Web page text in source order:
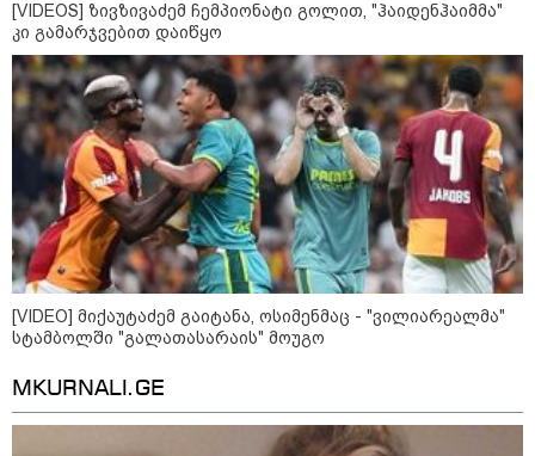
13:15 / 08-08-2026
[VIDEOS] ზივზივაძემ ჩემპიონატი გოლით, "ჰაიდენჰაიმმა"
კი გამარჯვებით დაიწყო
[VIDEO] მიქაუტაძემ გაიტანა, ოსიმენმაც - "ვილიარეალმა"
სტამბოლში "გალათასარაის" მოუგო
MKURNALI.GE